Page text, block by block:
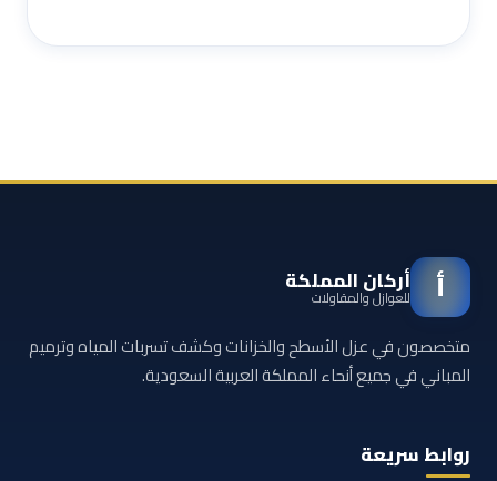
أ أركان المملكة
للعوازل والمقاولات
متخصصون في عزل الأسطح والخزانات وكشف تسربات المياه وترميم
المباني في جميع أنحاء المملكة العربية السعودية.
روابط سريعة